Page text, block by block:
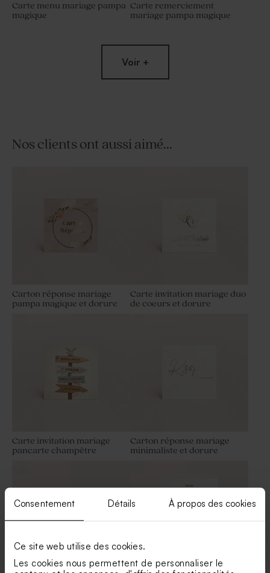
Consentement Détails À propos des cookies
Ce site web utilise des cookies.
Les cookies nous permettent de personnaliser le
Carte menu mariage pampa
magique
Carte remerciement
mariage pampa magique
Voir +
Nos clients ont aussi aimé...
Carton réponse mariage
pampa magique et dorure
Carte invitation mariage duo
de coeurs et dorure
Carte invitation mariage
pancarte champêtre
Carton réponse mariage
minimaliste et dorure